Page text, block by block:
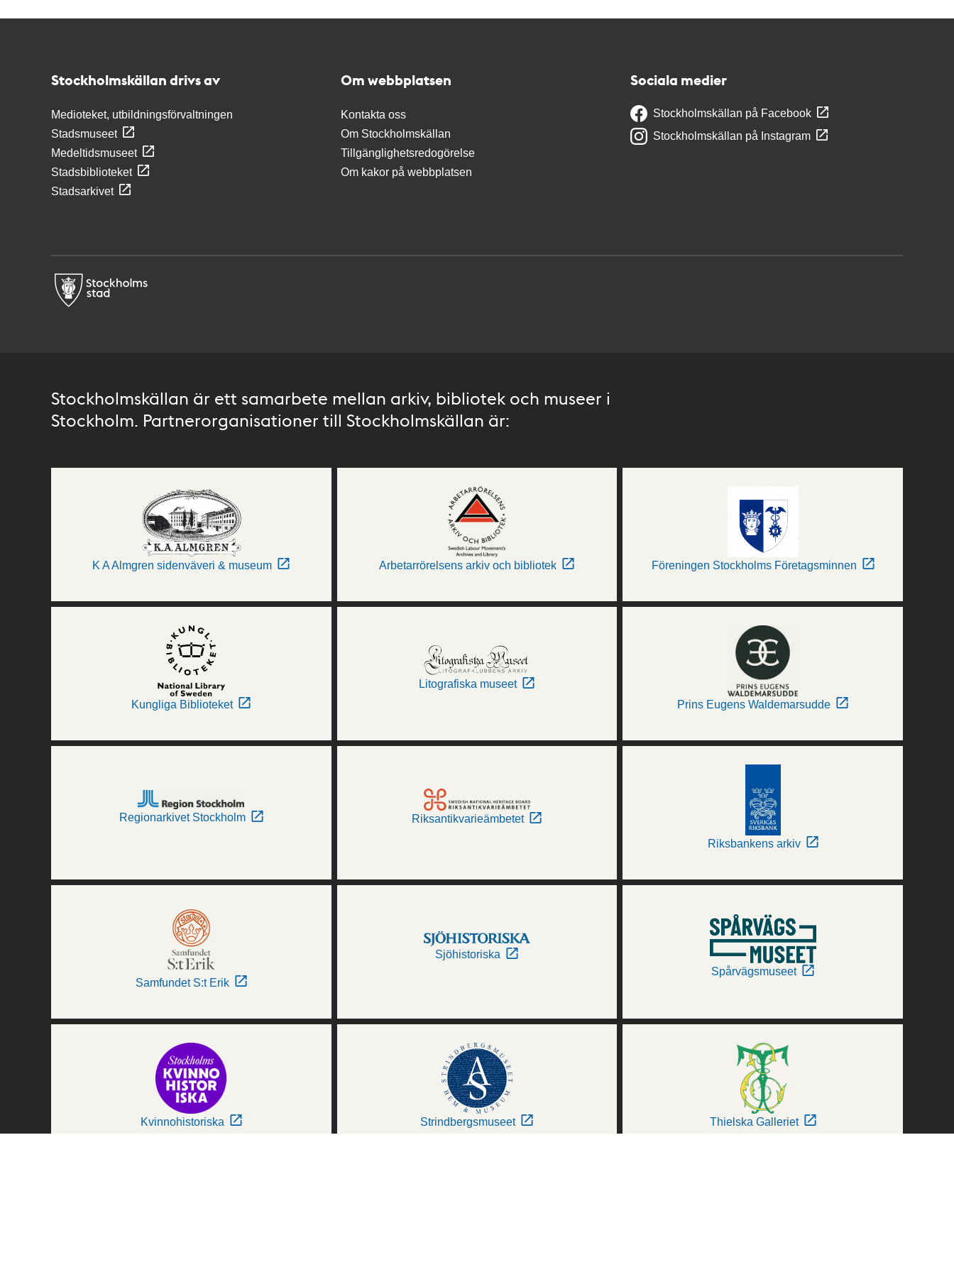
Stockholmskällan drivs av
Medioteket, utbildningsförvaltningen
Stadsmuseet
Medeltidsmuseet
Stadsbiblioteket
Stadsarkivet
Om webbplatsen
Kontakta oss
Om Stockholmskällan
Tillgänglighetsredogörelse
Om kakor på webbplatsen
Sociala medier
Stockholmskällan på Facebook
Stockholmskällan på Instagram
Stockholmskällan är ett samarbete mellan arkiv, bibliotek och museer i
Stockholm. Partnerorganisationer till Stockholmskällan är:
K A Almgren sidenväveri & museum Arbetarrörelsens arkiv och bibliotek Föreningen Stockholms Företagsminnen
Kungliga Biblioteket
Litografiska museet
Prins Eugens Waldemarsudde
Regionarkivet Stockholm Riksantikvarieämbetet
Riksbankens arkiv
Samfundet S:t Erik
Sjöhistoriska
Spårvägsmuseet
Kvinnohistoriska Strindbergsmuseet Thielska Galleriet